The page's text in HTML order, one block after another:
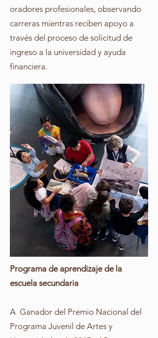
oradores profesionales, observando
carreras mientras reciben apoyo a
través del proceso de solicitud de
ingreso a la universidad y ayuda
financiera.
Programa de aprendizaje de la
escuela secundaria
A Ganador del Premio Nacional del
Programa Juvenil de Artes y